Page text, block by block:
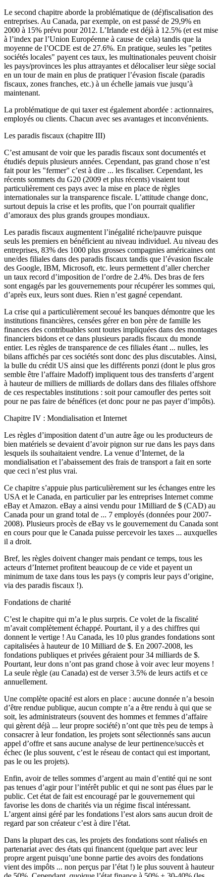
Le second chapitre aborde la problématique de (dé)fiscalisation des
entreprises. Au Canada, par exemple, on est passé de 29,9% en
2000 à 15% prévu pour 2012. L’Irlande est déjà à 12.5% (et est mise
à l’index par l’Union Européenne à cause de cela) tandis que la
moyenne de l’OCDE est de 27.6%. En pratique, seules les "petites
sociétés locales" payent ces taux, les multinationales peuvent choisir
les pays/provinces les plus attrayantes et délocaliser leur siège social
en un tour de main en plus de pratiquer l’évasion fiscale (paradis
fiscaux, zones franches, etc.) à un échelle jamais vue jusqu’à
maintenant.
La problématique de qui taxer est également abordée : actionnaires,
employés ou clients. Chacun avec ses avantages et inconvénients.
Les paradis fiscaux (chapitre III)
C’est amusant de voir que les paradis fiscaux sont documentés et
étudiés depuis plusieurs années. Cependant, pas grand chose n’est
fait pour les "fermer" c’est à dire ... les fiscaliser. Cependant, les
récents sommets du G20 (2009 et plus récents) visaient tout
particulièrement ces pays avec la mise en place de règles
internationales sur la transparence fiscale. L’attitude change donc,
surtout depuis la crise et les profits, que l’on pourrait qualifier
d’amoraux des plus grands groupes mondiaux.
Les paradis fiscaux augmentent l’inégalité riche/pauvre puisque
seuls les premiers en bénéficient au niveau individuel. Au niveau des
entreprises, 83% des 1000 plus grosses compagnies américaines ont
une/des filiales dans des paradis fiscaux tandis que l’évasion fiscale
des Google, IBM, Microsoft, etc. leurs permettent d’aller chercher
un taux record d’imposition de l’ordre de 2.4%. Des bras de fers
sont engagés par les gouvernements pour récupérer les sommes qui,
d’après eux, leurs sont dues. Rien n’est gagné cependant.
La crise qui a particulièrement secoué les banques démontre que les
institutions financières, censées gérer en bon père de famille les
finances des contribuables sont toutes impliquées dans des montages
financiers bidons et ce dans plusieurs paradis fiscaux du monde
entier. Les règles de transparence de ces filiales étant ... nulles, les
bilans affichés par ces sociétés sont donc des plus discutables. Ainsi,
la bulle du crédit US ainsi que les différents ponzi (dont le plus gros
semble être l’affaire Madoff) impliquent tous des transferts d’argent
à hauteur de milliers de milliards de dollars dans des filiales offshore
de ces respectables institutions : soit pour camoufler des pertes soit
pour ne pas faire de bénéfices (et donc pour ne pas payer d’impôts).
Chapitre IV : Mondialisation et Internet
Les règles d’imposition datent d’un autre âge ou les producteurs de
bien matériels se devaient d’avoir pignon sur rue dans les pays dans
lesquels ils souhaitaient vendre. La venue d’Internet, de la
mondialisation et l’abaissement des frais de transport a fait en sorte
que ceci n’est plus vrai.
Ce chapitre s’appuie plus particulièrement sur les échanges entre les
USA et le Canada, en particulier par les entreprises Internet comme
eBay et Amazon. eBay a ainsi vendu pour 1Milliard de $ (CAD) au
Canada pour un grand total de ... 7 employés (données pour 2007-
2008). Plusieurs procès de eBay vs le gouvernement du Canada sont
en cours pour que le Canada puisse percevoir les taxes ... auxquelles
il a droit.
Bref, les règles doivent changer mais pendant ce temps, tous les
acteurs d’Internet profitent beaucoup de ce vide et payent un
minimum de taxe dans tous les pays (y compris leur pays d’origine,
via des paradis fiscaux !).
Fondations de charité
C’est le chapitre qui m’a le plus surpris. Ce volet de la fiscalité
m’avait complètement échappé. Pourtant, il y a des chiffres qui
donnent le vertige ! Au Canada, les 10 plus grandes fondations sont
capitalisées à hauteur de 10 Milliard de $. En 2007-2008, les
fondations publiques et privées géraient pour 34 milliards de $.
Pourtant, leur dons n’ont pas grand chose à voir avec leur moyens !
La seule règle (au Canada) est de verser 3.5% de leurs actifs et ce
annuellement.
Une complète opacité est alors en place : aucune donnée n’a besoin
d’être rendue publique, aucun compte n’a a être rendu à qui que se
soit, les administrateurs (souvent des hommes et femmes d’affaire
qui gèrent déjà ... leur propre société) n’ont que très peu de temps à
consacrer à leur fondation, les projets sont sélectionnés sans aucun
appel d’offre et sans aucune analyse de leur pertinence/succès et
échec (le plus souvent, c’est le réseau de contact qui est important,
pas le ou les projets).
Enfin, avoir de telles sommes d’argent au main d’entité qui ne sont
pas tenues d’agir pour l’intérêt public et qui ne sont pas élues par le
public. Cet état de fait est encouragé par le gouvernement qui
favorise les dons de charités via un régime fiscal intéressant.
L’argent ainsi géré par les fondations l’est alors sans aucun droit de
regard par son créateur c’est à dire l’état.
Dans la plupart des cas, les projets des fondations sont réalisés en
partenariat avec des états qui financent (quelque part avec leur
propre argent puisqu’une bonne partie des avoirs des fondations
vient des impôts ... non perçus par l’état !) le plus souvent à hauteur